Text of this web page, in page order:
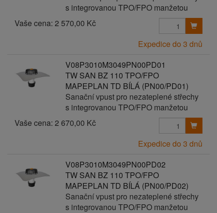
s integrovanou TPO/FPO manžetou
Vaše cena: 2 570,00 Kč
Expedice do 3 dnů
V08P3010M3049PN00PD01
TW SAN BZ 110 TPO/FPO
MAPEPLAN TD BÍLÁ (PN00/PD01)
Sanační vpust pro nezateplené střechy
s integrovanou TPO/FPO manžetou
Vaše cena: 2 670,00 Kč
Expedice do 3 dnů
V08P3010M3049PN00PD02
TW SAN BZ 110 TPO/FPO
MAPEPLAN TD BÍLÁ (PN00/PD02)
Sanační vpust pro nezateplené střechy
s integrovanou TPO/FPO manžetou